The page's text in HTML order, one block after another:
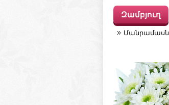
Զամբյուղ
Մանրամասն